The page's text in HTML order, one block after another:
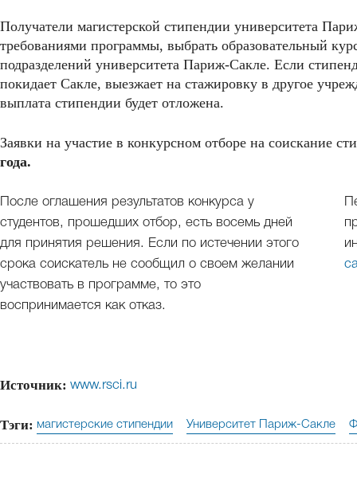
Получатели магистерской стипендии университета
требованиями программы, выбрать образовательный
подразделений университета Париж-Сакле. Если
покидает Сакле, выезжает на стажировку в другое
выплата стипендии будет отложена.
Заявки на участие в конкурсном отборе на соискание
года.
После оглашения результатов конкурса у
студентов, прошедших отбор, есть восемь дней
для принятия решения. Если по истечении этого
срока соискатель не сообщил о своем желании
участвовать в программе, то это
воспринимается как отказ.
Источник: www.rsci.ru
Тэги: магистерские стипендии Университет Париж-Сакле